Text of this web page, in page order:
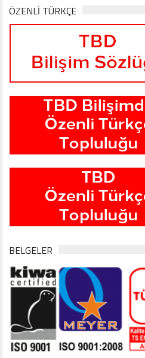
ÖZENLİ TÜRKÇE
BELGELER